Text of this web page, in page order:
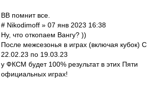
ВВ помнит все.
# Nikodimoff » 07 янв 2023 16:38
Ну, что откопаем Вангу? ))
После межсезонья в играх (включая кубок) С
22.02.23 по 19.03.23
у ФКСМ будет 100% результат в этих Пяти
официальных играх!